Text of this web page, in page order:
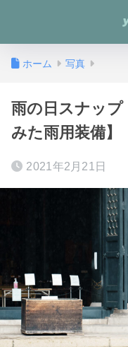
ホーム 写真
雨の日スナッ
みた雨用装備】
2021年2月21日